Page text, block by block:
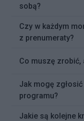
sobą?
Czy w każdym
z prenumeraty?
Co muszę zrobić,
Jak mogę
programu?
Jakie są kolejne